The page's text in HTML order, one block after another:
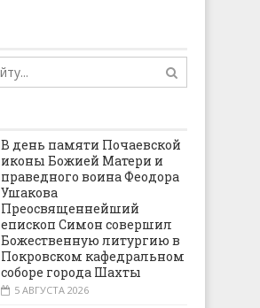
В день памяти Почаевской
иконы Божией Матери и
праведного воина Феодора
Ушакова
Преосвященнейший
епископ Симон совершил
Божественную литургию в
Покровском кафедральном
соборе города Шахты
5 АВГУСТА 2026